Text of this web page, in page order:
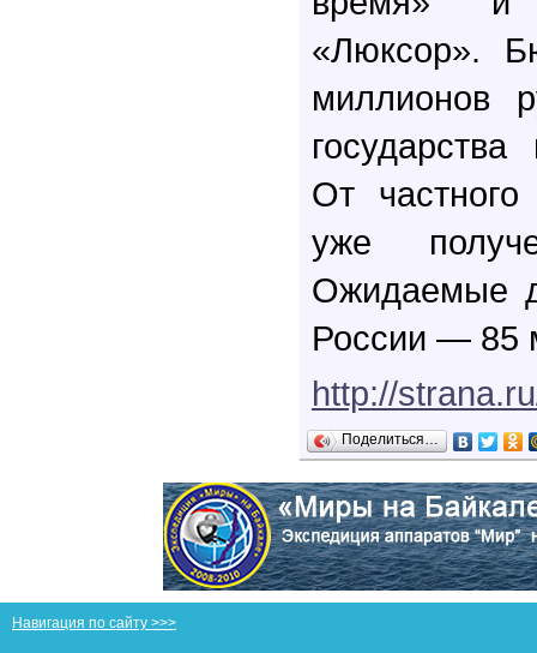
«Люксор».
миллионов
От
уже
Ожидаемые
России — 85
http://
Поделиться…
Навигация по сайту >>>